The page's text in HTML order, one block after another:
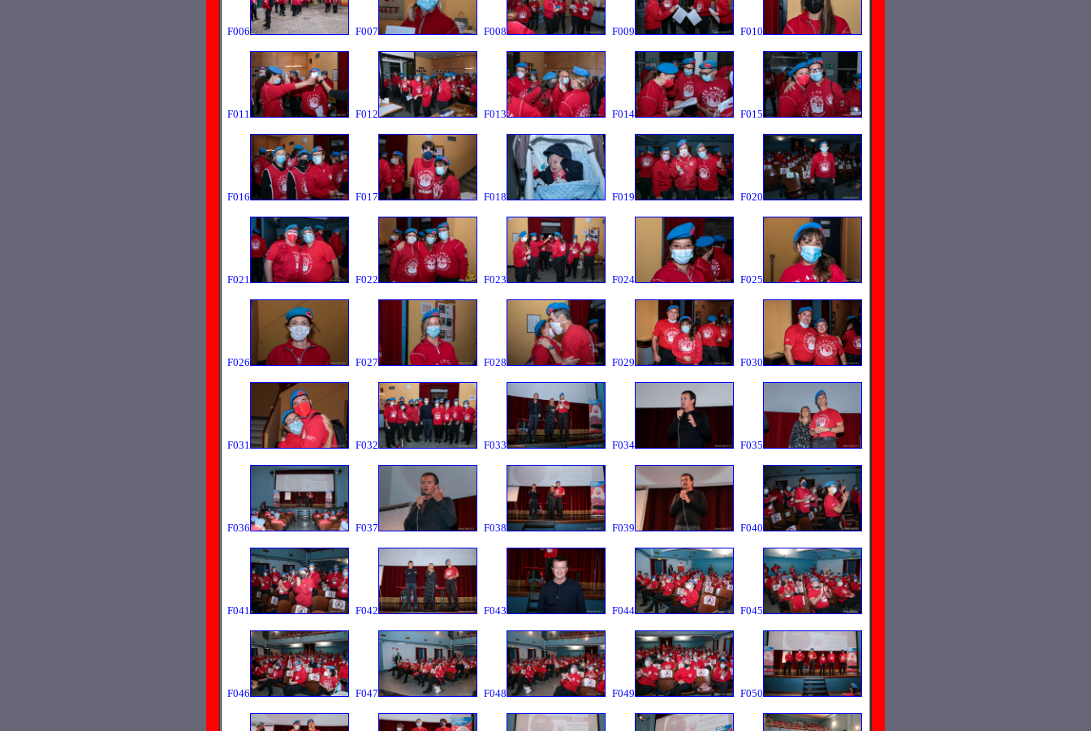
F006 F007 F008 F009 F010
F011 F012 F013 F014 F015
F016 F017 F018 F019 F020
F021 F022 F023 F024 F025
F026 F027 F028 F029 F030
F031 F032 F033 F034 F035
F036 F037 F038 F039 F040
F041 F042 F043 F044 F045
F046 F047 F048 F049 F050